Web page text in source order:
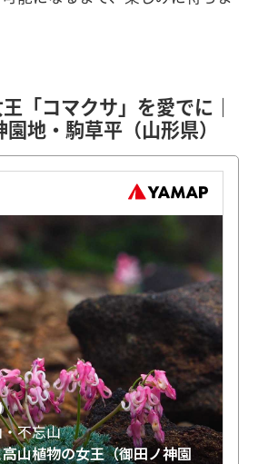
「コマクサ」を愛でに｜
地・駒草平（山形県）